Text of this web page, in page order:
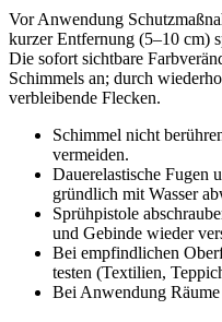
Vor Anwendung
kurzer Entfernung (5–10 cm)
Die sofort sichtbare
Schimmels an; durch
verbleibende Flecken.
Schimmel nicht
vermeiden.
Dauerelastische Fugen
gründlich mit Wasser
Sprühpistole
und Gebinde wieder
Bei empfindlichen
testen (Textilien,
Bei Anwendung